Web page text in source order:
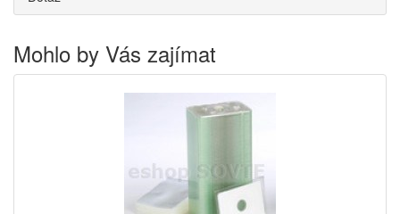
Mohlo by Vás zajímat